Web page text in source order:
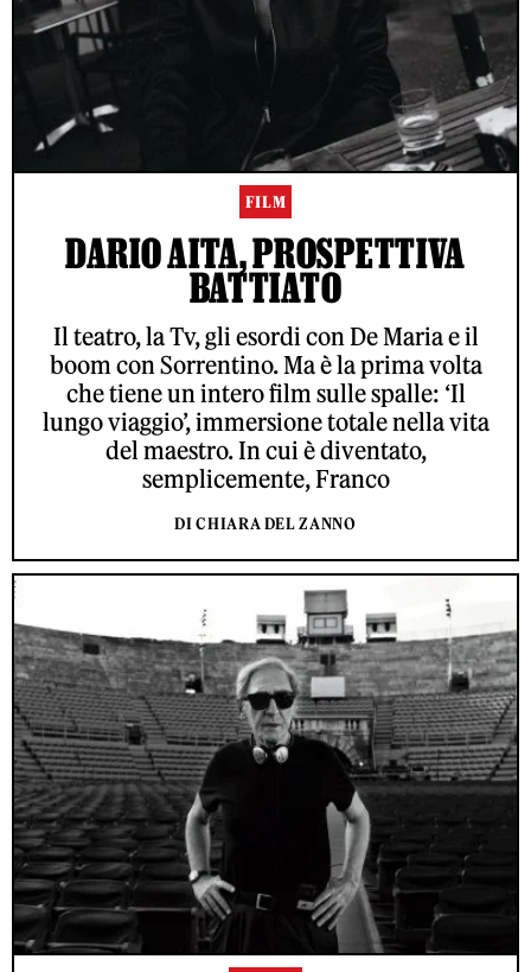
FILM
DARIO AITA, PROSPETTIVA
BATTIATO
Il teatro, la Tv, gli esordi con De Maria e il
boom con Sorrentino. Ma è la prima volta
che tiene un intero film sulle spalle: ‘Il
lungo viaggio’, immersione totale nella vita
del maestro. In cui è diventato,
semplicemente, Franco
DI CHIARA DEL ZANNO